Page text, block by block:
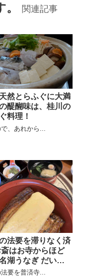
。 関連記事
然とらふぐに大満
醍醐味は、桂川の
料理！
、あれから...
法要を滞りなく済
斎はお寺からほど
湖うなぎ だいだ
要を普済寺...